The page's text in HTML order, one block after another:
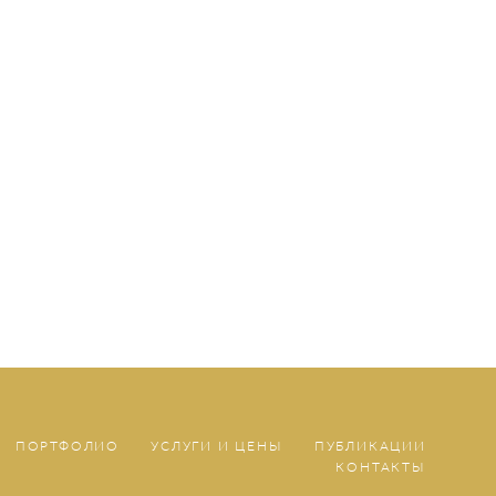
ПОРТФОЛИО УСЛУГИ И ЦЕНЫ
ПУБЛИКАЦИИ
КОНТАКТЫ